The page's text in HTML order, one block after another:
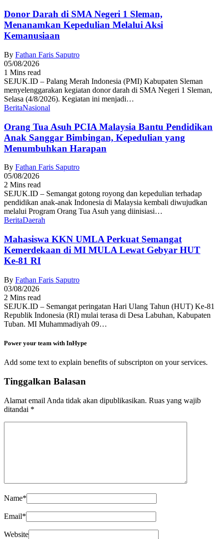
Donor Darah di SMA Negeri 1 Sleman,
Menanamkan Kepedulian Melalui Aksi
Kemanusiaan
By Fathan Faris Saputro
05/08/2026
1 Mins read
SEJUK.ID – Palang Merah Indonesia (PMI) Kabupaten Sleman
menyelenggarakan kegiatan donor darah di SMA Negeri 1 Sleman,
Selasa (4/8/2026). Kegiatan ini menjadi…
BeritaNasional
Orang Tua Asuh PCIA Malaysia Bantu Pendidikan
Anak Sanggar Bimbingan, Kepedulian yang
Menumbuhkan Harapan
By Fathan Faris Saputro
05/08/2026
2 Mins read
SEJUK.ID – Semangat gotong royong dan kepedulian terhadap
pendidikan anak-anak Indonesia di Malaysia kembali diwujudkan
melalui Program Orang Tua Asuh yang diinisiasi…
BeritaDaerah
Mahasiswa KKN UMLA Perkuat Semangat
Kemerdekaan di MI MULA Lewat Gebyar HUT
Ke-81 RI
By Fathan Faris Saputro
03/08/2026
2 Mins read
SEJUK.ID – Semangat peringatan Hari Ulang Tahun (HUT) Ke-81
Republik Indonesia (RI) mulai terasa di Desa Labuhan, Kabupaten
Tuban. MI Muhammadiyah 09…
Power your team with InHype
Add some text to explain benefits of subscripton on your services.
Tinggalkan Balasan
Alamat email Anda tidak akan dipublikasikan. Ruas yang wajib
ditandai *
Name*
Email*
Website